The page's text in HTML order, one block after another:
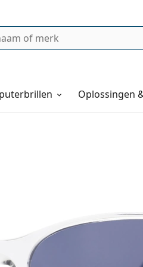
Oplossingen